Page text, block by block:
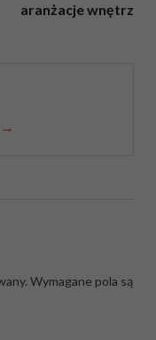
aranżacje wnętrz
→
Wymagane pola są